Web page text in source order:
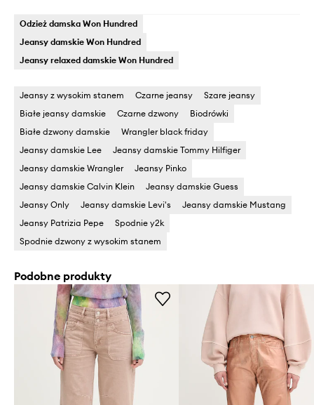
Odzież damska Won Hundred
Jeansy damskie Won Hundred
Jeansy relaxed damskie Won Hundred
Jeansy z wysokim stanem Czarne jeansy
Szare jeansy
Białe jeansy damskie
Czarne dzwony
Biodrówki
Białe dzwony damskie
Wrangler black friday
Jeansy damskie Lee
Jeansy damskie Tommy Hilfiger
Jeansy damskie Wrangler
Jeansy Pinko
Jeansy damskie Calvin Klein
Jeansy damskie Guess
Jeansy Only
Jeansy damskie Levi's
Jeansy damskie Mustang
Jeansy Patrizia Pepe
Spodnie y2k
Spodnie dzwony z wysokim stanem
Podobne produkty